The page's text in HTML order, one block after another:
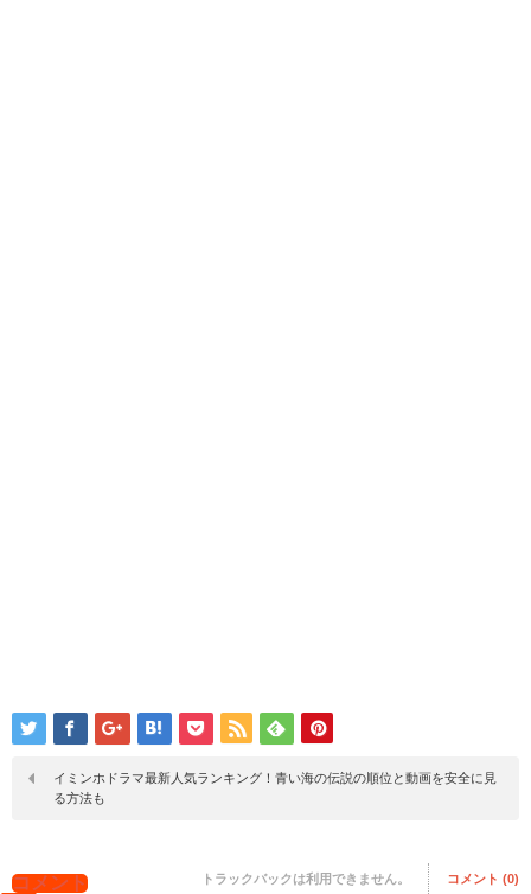
イミンホドラマ最新人気ランキング！青い海の伝説の順位と動画を安全に見
る方法も
コメント トラックバックは利用できません。 コメント (0)